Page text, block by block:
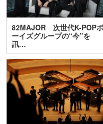
82MAJOR 次世代K-POPボ
ーイズグループの“今”を
訊…